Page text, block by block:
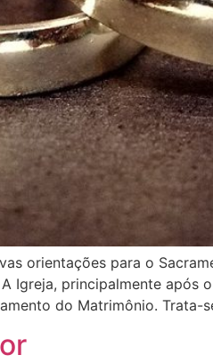
orientações para o
Igreja, principalmente
do Matrimônio. Trata-